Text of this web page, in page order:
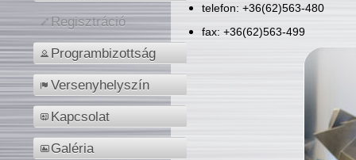
Regisztráció
Programbizottság
Versenyhelyszín
Kapcsolat
Galéria
telefon: +36(62)563-480
fax: +36(62)563-499